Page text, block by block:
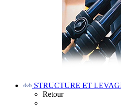
STRUCTURE ET
Retour